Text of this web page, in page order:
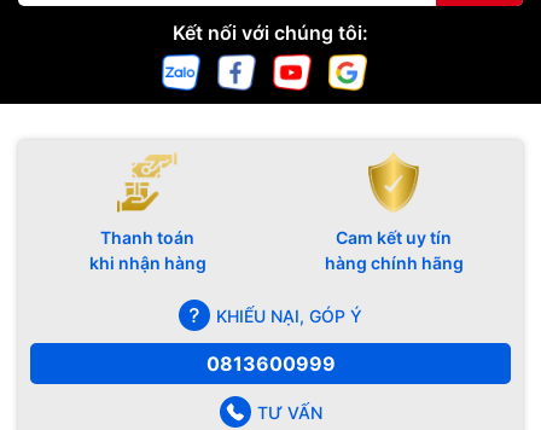
Kết nối với chúng tôi:
Thanh toán
khi nhận hàng
Cam kết uy tín
hàng chính hãng
KHIẾU NẠI, GÓP Ý
0813600999
TƯ VẤN